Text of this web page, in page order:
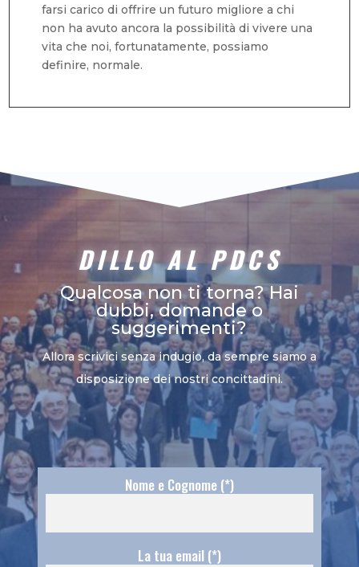
farsi carico di offrire un futuro migliore a chi
non ha avuto ancora la possibilità di vivere una
vita che noi, fortunatamente, possiamo
definire, normale.
DILLO AL PDCS
Qualcosa non ti torna? Hai
dubbi, domande o
suggerimenti?
Allora scrivici senza indugio, da sempre siamo a
disposizione dei nostri concittadini.
Nome e Cognome (*)
La tua email (*)